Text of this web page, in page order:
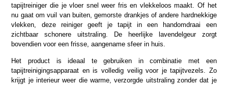
tapijtreiniger die je vloer snel weer fris en vlekkeloos maakt. Of het
nu gaat om vuil van buiten, gemorste drankjes of andere hardnekkige
vlekken, deze reiniger geeft je tapijt in een handomdraai een
zichtbaar schonere uitstraling. De heerlijke lavendelgeur zorgt
bovendien voor een frisse, aangename sfeer in huis.
Het product is ideaal te gebruiken in combinatie met een
tapijtreinigingsapparaat en is volledig veilig voor je tapijtvezels. Zo
krijgt je interieur weer die warme, verzorgde uitstraling zonder dat je